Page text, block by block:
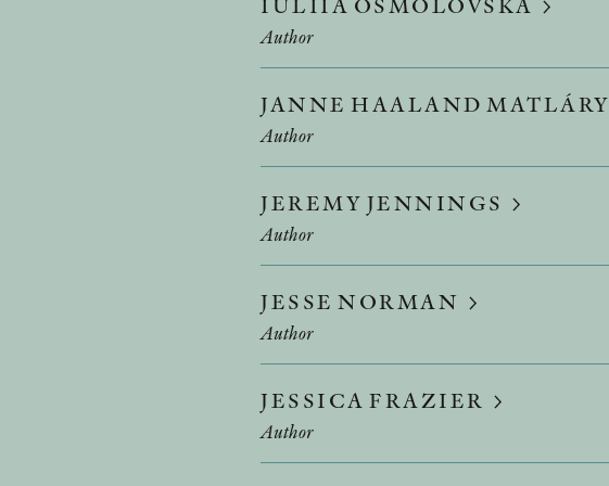
Author
JANNE HAALAND MATLÁRY
Author
JEREMY JENNINGS
Author
JESSE NORMAN
Author
JESSICA FRAZIER
Author